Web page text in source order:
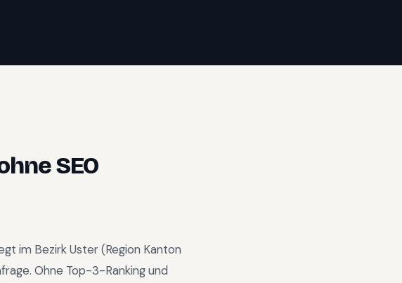
SEO
im Bezirk Uster(Region Kanton
. Ohne Top-3-Ranking und